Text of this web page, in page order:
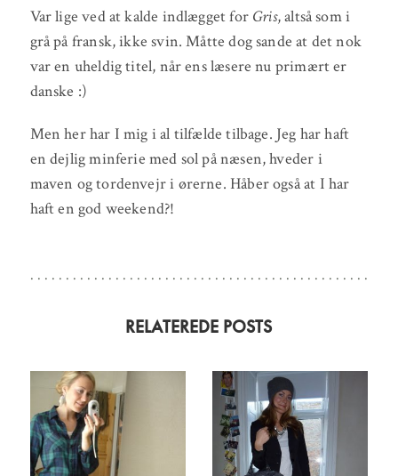
Var lige ved at kalde indlægget for Gris, altså som i
grå på fransk, ikke svin. Måtte dog sande at det nok
var en uheldig titel, når ens læsere nu primært er
danske :)
Men her har I mig i al tilfælde tilbage. Jeg har haft
en dejlig minferie med sol på næsen, hveder i
maven og tordenvejr i ørerne. Håber også at I har
haft en god weekend?!
RELATEREDE POSTS